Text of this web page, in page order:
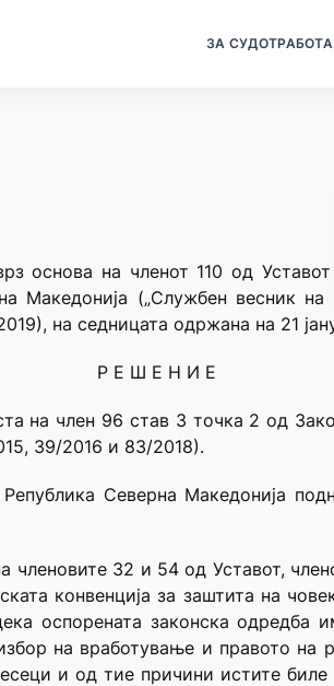
ЗА СУДОТ
основа на членот 110 од
Македонија („Службен весник
на седницата одржана на 21
Р Е Ш Е Н И Е
на член 96 став 3 точка 2 од
39/2016 и 83/2018).
Северна Македонија
членовите 32 и 54 од Уставот,
конвенција за заштита на
оспорената законска
на вработување и правото
и од тие причини истите